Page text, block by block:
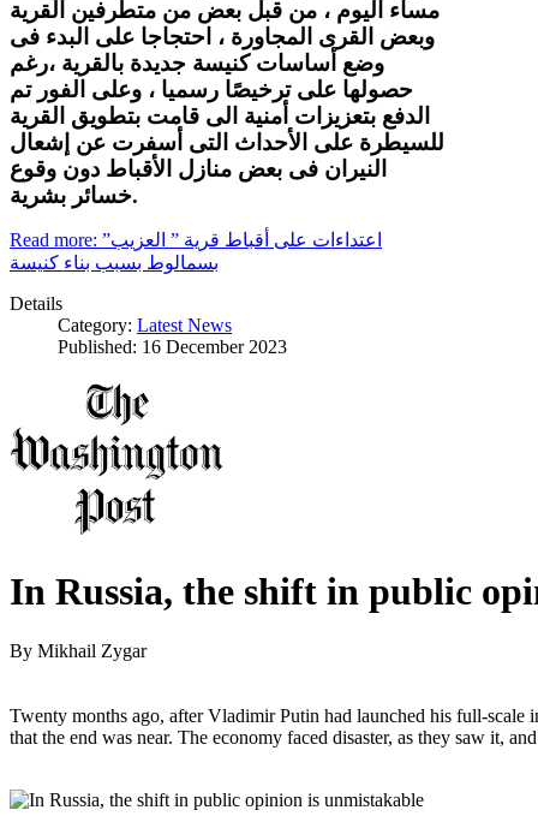
مساء اليوم ، من قبل بعض من متطرفين القرية
وبعض القرى المجاورة ، احتجاجا على البدء فى
وضع أساسات كنيسة جديدة بالقرية ،رغم
حصولها على ترخيصًا رسميا ، وعلى الفور تم
الدفع بتعزيزات أمنية الى قامت بتطويق القرية
للسيطرة على الأحداث التى أسفرت عن إشعال
النيران فى بعض منازل الأقباط دون وقوع
خسائر بشرية.
Read more: اعتداءات على أقباط قرية ” العزيب”
بسمالوط بسبب بناء كنيسة
Details
Category: Latest News
Published: 16 December 2023
In Russia, the shift in public
By Mikhail Zygar
Twenty months ago, after Vladimir Putin had launched his full-
that the end was near. The economy faced disaster, as they saw it,